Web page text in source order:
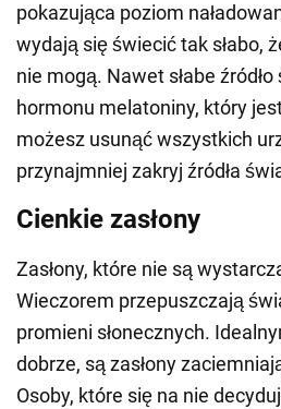
pokazująca poziom
wydają się świecić tak słabo,
nie mogą. Nawet słabe
hormonu melatoniny, który
możesz usunąć wszystkich
przynajmniej zakryj źródła
Cienkie zasłony
Zasłony, które nie są
Wieczorem przepuszczają
promieni słonecznych.
dobrze, są zasłony
Osoby, które się na nie